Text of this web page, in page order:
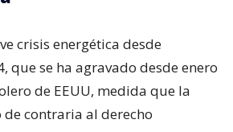
crisis energética desde
que se ha agravado desde enero
de EEUU, medida que la
contraria al derecho